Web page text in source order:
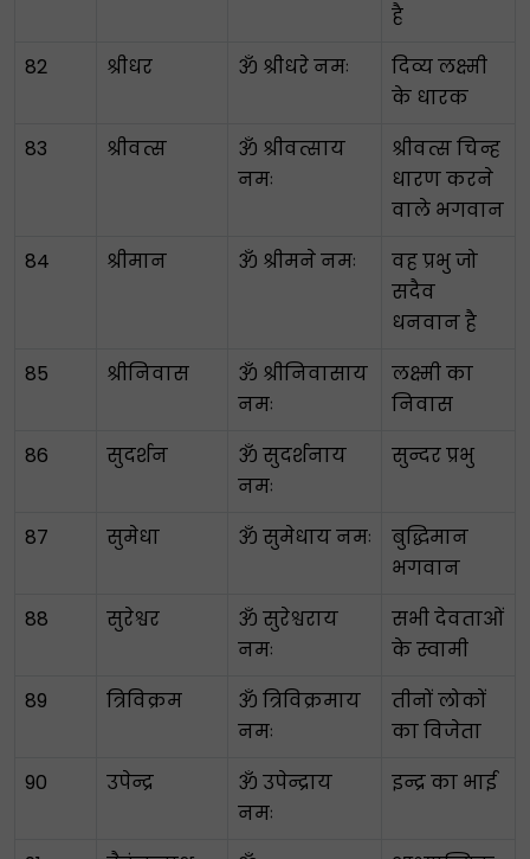
है
82
श्रीधर ॐ श्रीधरे नमः
दिव्य लक्ष्मी
के धारक
83
श्रीवत्स
ॐ श्रीवत्साय
नमः
श्रीवत्स चिन्ह
धारण करने
वाले भगवान
84
श्रीमान ॐ श्रीमने नमः
वह प्रभु जो
सदैव
धनवान है
85
श्रीनिवास
ॐ श्रीनिवासाय
नमः
लक्ष्मी का
निवास
86
सुदर्शन
ॐ सुदर्शनाय
नमः
सुन्दर प्रभु
87 सुमेधा ॐ सुमेधाय नमः
बुद्धिमान
भगवान
88
सुरेश्वर
ॐ सुरेश्वराय
नमः
सभी देवताओं
के स्वामी
89
त्रिविक्रम
ॐ त्रिविक्रमाय
नमः
तीनों लोकों
का विजेता
90
उपेन्द्र
ॐ उपेन्द्राय
नमः
इन्द्र का भाई